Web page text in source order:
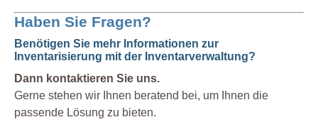
Haben Sie Fragen?
Benötigen Sie mehr Informationen zur
Inventarisierung mit der Inventarverwaltung?
Dann kontaktieren Sie uns.
Gerne stehen wir Ihnen beratend bei, um Ihnen die
passende Lösung zu bieten.